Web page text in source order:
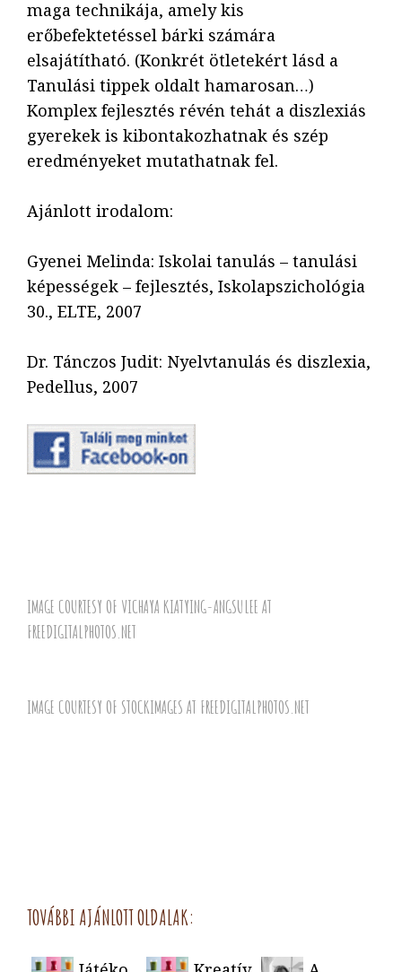
maga technikája, amely kis
erőbefektetéssel bárki számára
elsajátítható. (Konkrét ötletekért lásd a
Tanulási tippek oldalt hamarosan…)
Komplex fejlesztés révén tehát a diszlexiás
gyerekek is kibontakozhatnak és szép
eredményeket mutathatnak fel.
Ajánlott irodalom:
Gyenei Melinda: Iskolai tanulás – tanulási
képességek – fejlesztés, Iskolapszichológia
30., ELTE, 2007
Dr. Tánczos Judit: Nyelvtanulás és diszlexia,
Pedellus, 2007
IMAGE COURTESY OF VICHAYA KIATYING-ANGSULEE AT
FREEDIGITALPHOTOS.NET
IMAGE COURTESY OF STOCKIMAGES AT FREEDIGITALPHOTOS.NET
TOVÁBBI AJÁNLOTT OLDALAK: